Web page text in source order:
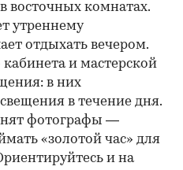
восточных комнатах.
утреннему
отдыхать вечером.
и мастерской
в них
в течение дня.
фотографы —
«золотой час» для
и на